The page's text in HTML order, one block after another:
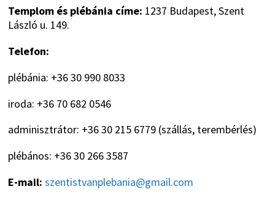
Templom és plébánia címe: 1237 Budapest, Szent
László u. 149.
Telefon:
plébánia: +36 30 990 8033
iroda: +36 70 682 0546
adminisztrátor: +36 30 215 6779 (szállás, terembérlés)
plébános: +36 30 266 3587
E-mail: szentistvanplebania@gmail.com